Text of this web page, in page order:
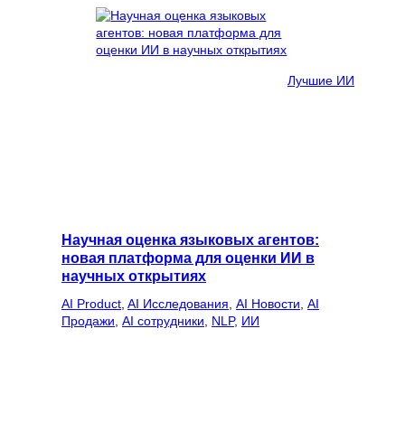
Лучшие ИИ
Научная оценка языковых агентов:
новая платформа для оценки ИИ в
научных открытиях
AI Product AI Исследования AI Новости AI
Продажи AI сотрудники NLP, ИИ